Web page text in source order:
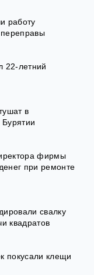
работу
22-летний
в
фирмы
при ремонте
свалку
квадратов
покусали клещи